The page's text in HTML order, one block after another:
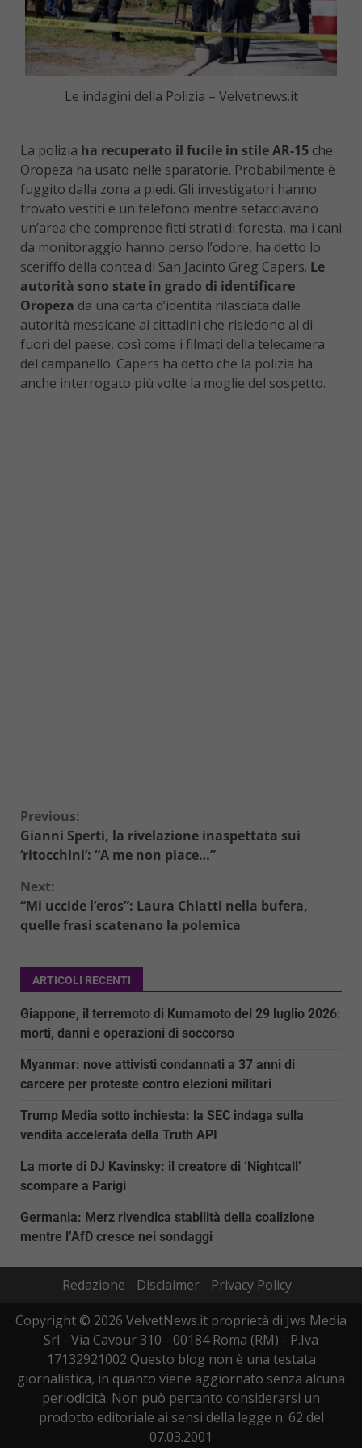
Le indagini della Polizia – Velvetnews.it
La polizia ha recuperato il fucile in stile AR-15 che
Oropeza ha usato nelle sparatorie. Probabilmente è
fuggito dalla zona a piedi. Gli investigatori hanno
trovato vestiti e un telefono mentre setacciavano
un’area che comprende fitti strati di foresta, ma i cani
da monitoraggio hanno perso l’odore, ha detto lo
sceriffo della contea di San Jacinto Greg Capers. Le
autorità sono state in grado di identificare
Oropeza da una carta d’identità rilasciata dalle
autorità messicane ai cittadini che risiedono al di
fuori del paese, così come i filmati della telecamera
del campanello. Capers ha detto che la polizia ha
anche interrogato più volte la moglie del sospetto.
Continue
Reading
Previous:
Gianni Sperti, la rivelazione inaspettata sui
‘ritocchini’: “A me non piace…”
Next:
“Mi uccide l’eros”: Laura Chiatti nella bufera,
quelle frasi scatenano la polemica
ARTICOLI RECENTI
Giappone, il terremoto di Kumamoto del 29 luglio 2026:
morti, danni e operazioni di soccorso
Myanmar: nove attivisti condannati a 37 anni di
carcere per proteste contro elezioni militari
Trump Media sotto inchiesta: la SEC indaga sulla
vendita accelerata della Truth API
La morte di DJ Kavinsky: il creatore di ‘Nightcall’
scompare a Parigi
Germania: Merz rivendica stabilità della coalizione
mentre l’AfD cresce nei sondaggi
Redazione Disclaimer
Privacy Policy
Copyright © 2026 VelvetNews.it proprietà di Jws Media
Srl - Via Cavour 310 - 00184 Roma (RM) - P.Iva
17132921002 Questo blog non è una testata
giornalistica, in quanto viene aggiornato senza alcuna
periodicità. Non può pertanto considerarsi un
prodotto editoriale ai sensi della legge n. 62 del
07.03.2001